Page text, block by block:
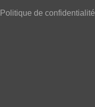
Politique de confidentialité